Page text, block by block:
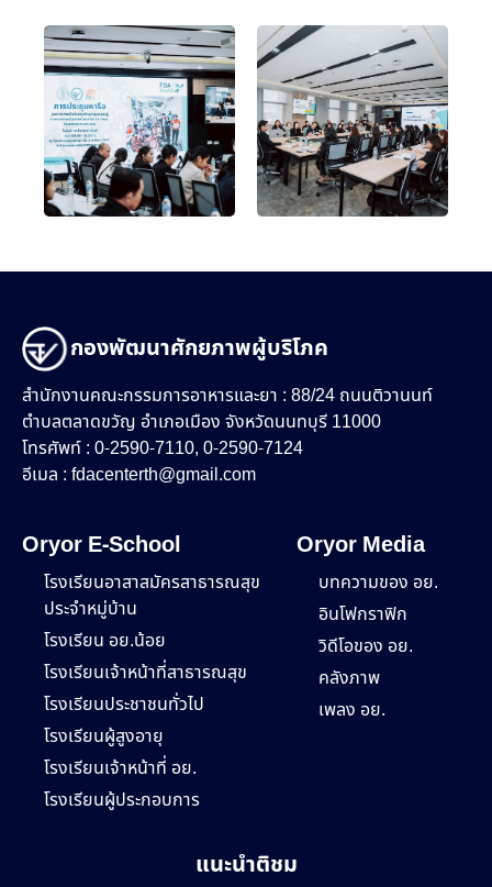
กองพัฒนาศักยภาพผู้บริโภค
สำนักงานคณะกรรมการอาหารและยา : 88/24 ถนนติวานนท์
ตำบลตลาดขวัญ อำเภอเมือง จังหวัดนนทบุรี 11000
โทรศัพท์ : 0-2590-7110, 0-2590-7124
อีเมล : fdacenterth@gmail.com
Oryor E-School
โรงเรียนอาสาสมัครสาธารณสุข
ประจำหมู่บ้าน
โรงเรียน อย.น้อย
โรงเรียนเจ้าหน้าที่สาธารณสุข
โรงเรียนประชาชนทั่วไป
โรงเรียนผู้สูงอายุ
โรงเรียนเจ้าหน้าที่ อย.
โรงเรียนผู้ประกอบการ
Oryor Media
บทความของ อย.
อินโฟกราฟิก
วิดีโอของ อย.
คลังภาพ
เพลง อย.
แนะนำติชม